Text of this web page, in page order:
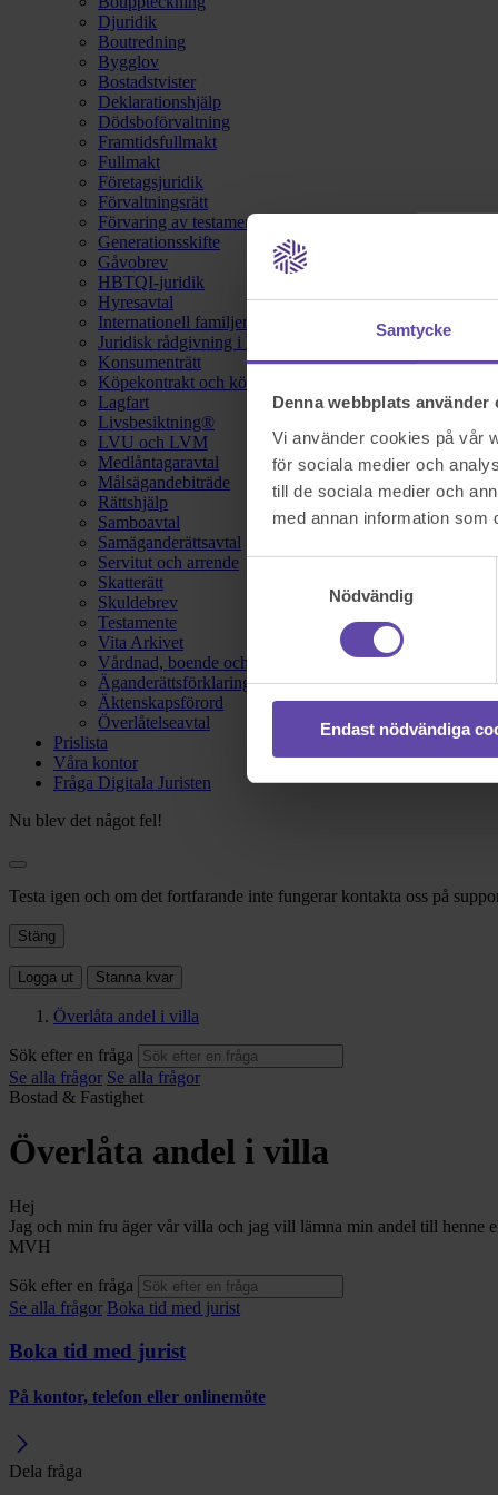
Samtycke
Denna webbplats använder
Vi använder cookies på vår
för sociala medier och
till de sociala medier och
med annan information som
Nödvändig
Endast nödvändiga
Djuridik
Boutredning
Bygglov
Bostadstvister
Deklarationshjälp
Dödsboförvaltning
Framtidsfullmakt
Fullmakt
Företagsjuridik
Förvaltningsrätt
Förvaring av testamente
Generationsskifte
Gåvobrev
HBTQI-juridik
Hyresavtal
Internationell familjerätt
Juridisk rådgivning i hemförsäkring
Konsumenträtt
Köpekontrakt och köpebrev
Lagfart
Livsbesiktning®
LVU och LVM
Medlåntagaravtal
Målsägandebiträde
Rättshjälp
Samboavtal
Samäganderättsavtal
Servitut och arrende
Skatterätt
Skuldebrev
Testamente
Vita Arkivet
Vårdnad, boende och umgänge
Äganderättsförklaring
Äktenskapsförord
Överlåtelseavtal
Prislista
Våra kontor
Fråga Digitala Juristen
Nu blev det något fel!
Testa igen och om det fortfarande inte fungerar kontakta oss på
Stäng
Logga ut Stanna kvar
Överlåta andel i villa
Sök efter en fråga
Se alla frågor Se alla frågor
Bostad & Fastighet
Överlåta andel i villa
Hej
Jag och min fru äger vår villa och jag vill lämna min andel till henne
MVH
Sök efter en fråga
Se alla frågor Boka tid med jurist
Boka tid med jurist
På kontor, telefon eller onlinemöte
Dela fråga